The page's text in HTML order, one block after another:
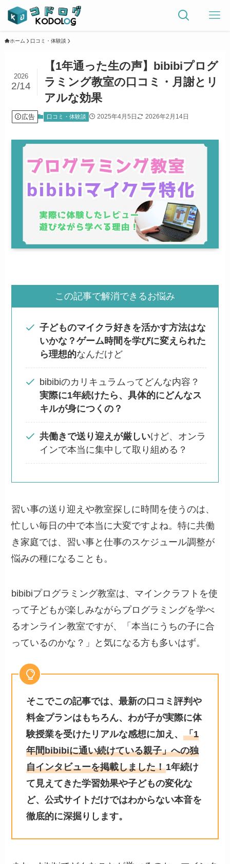
ホーム 口コミ・体験談
【1年通った生の声】bibibiプログ
ラミング教室の口コミ・月謝とリ
アルな効果
2026
2/14
広告 口コミ・体験談 2025年4月5日 2026年2月14日
この記事で解消できるお悩み
子どものマイクラ好きを活かす方法はな
いかな？ゲーム時間を学びに変えられた
ら理想的なんだけど
bibibiのカリキュラムってどんな内容？
実際に1年続けたら、具体的にどんなス
キルが身につくの？
共働きで送り迎えが厳しいけど、オンラ
インで本当に集中して取り組める？
習い事の送り迎えや教室探しに時間を使うのは、
忙しい毎日の中で本当に大変ですよね。特に共働
き家庭では、習い事と仕事のスケジュール調整が
悩みの種になることも。
bibibiプログラミング教室は、マインクラフトを使
って子どもが楽しみながらプログラミングを学べ
るオンライン教室ですが、「本当にうちの子に合
っているのかな？」と気になる方も多いはず。
そこでこの記事では、最新の口コミ評判や
料金プランはもちろん、わが子が実際に体
験授業を受けたリアルな感想に加え、「1
年間bibibiに通い続けている親子」への独
自インタビューを掲載しました！1年続け
て見えてきた学習効果や子どもの変化な
ど、公式サイトだけではわからない本音を
徹底的に深掘りします。